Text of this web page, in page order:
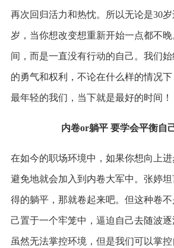
再次回归活力和热忱。所以无论是30
岁，当你想改变想重新开始一点都不
间，而是一直没有行动的自己。我们
的勇气和权利，不论在什么样的情况
最年轻的我们，当下就是最好的时间！
内卷or躺平 要学会平衡自
在如今的职场环境中，如果你想向上
避免地就会加入到内卷大军中。张婷
得的躺平，那就卷起来吧。但这种卷
己置于一个牢笼中，逼迫自己去随波
虽然无法掌控环境，但是我们可以掌